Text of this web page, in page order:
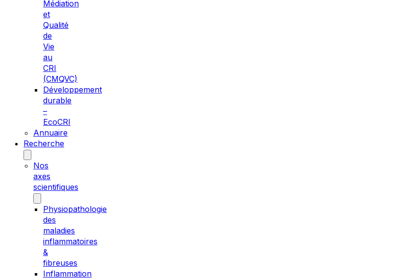
Médiation
et
Qualité
de
Vie
au
CRI
(CMQVC)
Développement
durable
–
EcoCRI
Annuaire
Recherche
Nos
axes
scientifiques
Physiopathologie
des
maladies
inflammatoires
&
fibreuses
Inflammation